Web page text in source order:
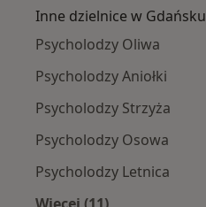
Inne dzielnice w Gdańsku
Psycholodzy Oliwa
Psycholodzy Aniołki
Psycholodzy Strzyża
Psycholodzy Osowa
Psycholodzy Letnica